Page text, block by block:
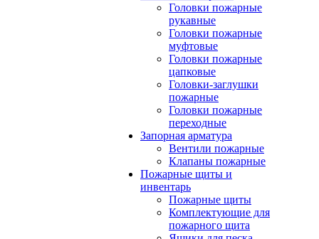
Головки пожарные
рукавные
Головки пожарные
муфтовые
Головки пожарные
цапковые
Головки-заглушки
пожарные
Головки пожарные
переходные
Запорная арматура
Вентили пожарные
Клапаны пожарные
Пожарные щиты и
инвентарь
Пожарные щиты
Комплектующие для
пожарного щита